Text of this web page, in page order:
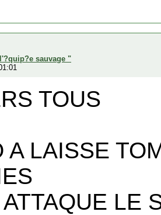
sauvage "
TOUS
A LAISSE
LE